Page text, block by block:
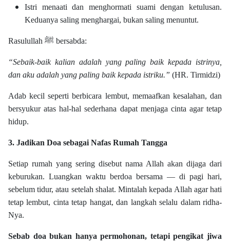
Istri menaati dan menghormati suami dengan ketulusan.
Keduanya saling menghargai, bukan saling menuntut.
Rasulullah ﷺ bersabda:
“Sebaik-baik kalian adalah yang paling baik kepada istrinya,
dan aku adalah yang paling baik kepada istriku.” (HR. Tirmidzi)
Adab kecil seperti berbicara lembut, memaafkan kesalahan, dan
bersyukur atas hal-hal sederhana dapat menjaga cinta agar tetap
hidup.
3. Jadikan Doa sebagai Nafas Rumah Tangga
Setiap rumah yang sering disebut nama Allah akan dijaga dari
keburukan. Luangkan waktu berdoa bersama — di pagi hari,
sebelum tidur, atau setelah shalat. Mintalah kepada Allah agar hati
tetap lembut, cinta tetap hangat, dan langkah selalu dalam ridha-
Nya.
Sebab doa bukan hanya permohonan, tetapi pengikat jiwa